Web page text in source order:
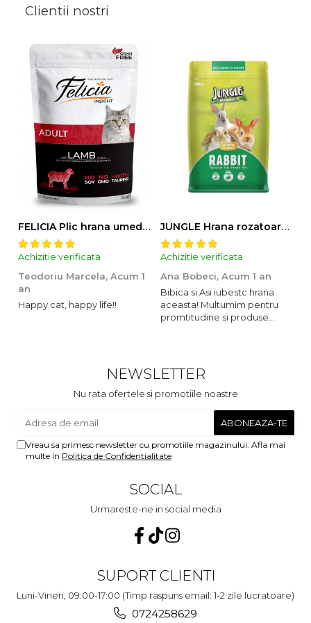
Clientii nostri
FELICIA Plic hrana umeda pentru pisici adulte, cu Miel, Set 12x85g
Achizitie verificata
Teodoriu Marcela, Acum 1
an
Happy cat, happy life!!
JUNGLE Hrana rozatoare IEPURI 500g
Achizitie verificata
Ana Bobeci, Acum 1 an
Bibica si Asi iubestc hrana
aceasta! Multumim pentru
promtitudine si produse
NEWSLETTER
Nu rata ofertele si promotiile noastre
Vreau sa primesc newsletter cu promotiile magazinului. Afla mai
multe in Politica de Confidentialitate
SOCIAL
Urmareste-ne in social media
SUPORT CLIENTI
Luni-Vineri, 09:00-17:00 (Timp raspuns email: 1-2 zile lucratoare)
0724258629